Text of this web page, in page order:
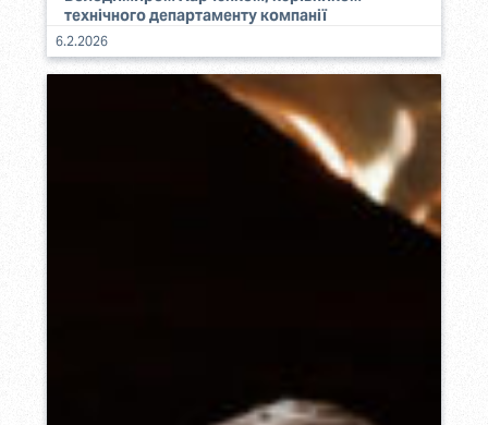
технічного департаменту компанії
6.2.2026